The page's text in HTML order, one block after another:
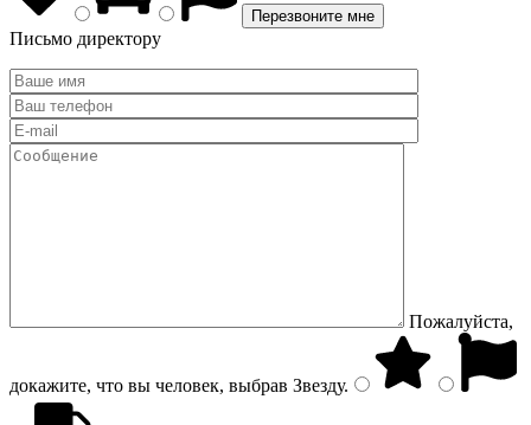
Письмо директору
Пожалуйста,
докажите, что вы человек, выбрав Звезду.